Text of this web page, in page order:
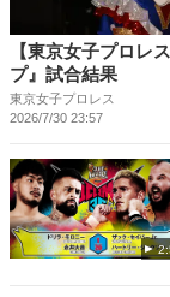
【東京女子プロレ
プ』試合結果
東京女子プロレス
2026/7/30 23:57